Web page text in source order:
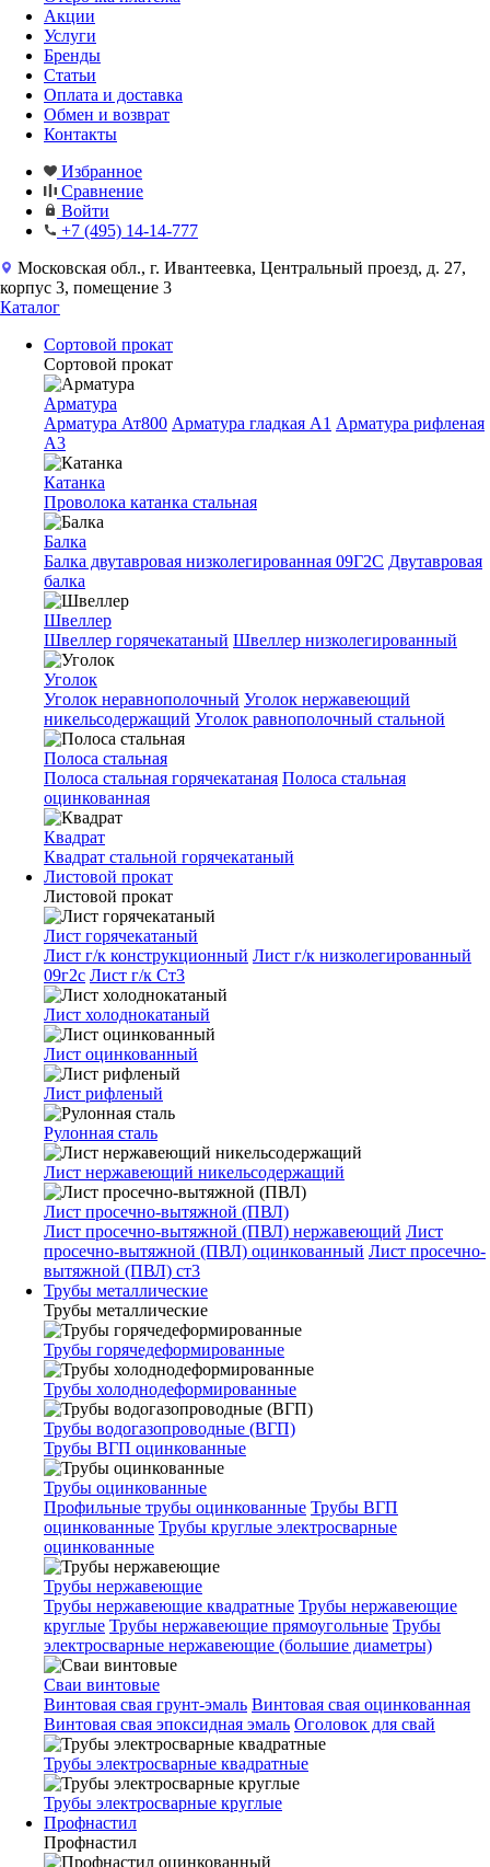
Акции
Услуги
Бренды
Статьи
Оплата и доставка
Обмен и возврат
Контакты
Избранное
Сравнение
Войти
+7 (495) 14-14-777
Московская обл., г. Ивантеевка, Центральный проезд, д. 27,
корпус 3, помещение 3
Каталог
Сортовой прокат
Сортовой прокат
Арматура
Арматура Ат800 Арматура гладкая A1 Арматура рифленая
A3
Катанка
Проволока катанка стальная
Балка
Балка двутавровая низколегированная 09Г2С Двутавровая
балка
Швеллер
Швеллер горячекатаный Швеллер низколегированный
Уголок
Уголок неравнополочный Уголок нержавеющий
никельсодержащий Уголок равнополочный стальной
Полоса стальная
Полоса стальная горячекатаная Полоса стальная
оцинкованная
Квадрат
Квадрат стальной горячекатаный
Листовой прокат
Листовой прокат
Лист горячекатаный
Лист г/к конструкционный Лист г/к низколегированный
09г2с Лист г/к Ст3
Лист холоднокатаный
Лист оцинкованный
Лист рифленый
Рулонная сталь
Лист нержавеющий никельсодержащий
Лист просечно-вытяжной (ПВЛ)
Лист просечно-вытяжной (ПВЛ) нержавеющий Лист
просечно-вытяжной (ПВЛ) оцинкованный Лист просечно-
вытяжной (ПВЛ) ст3
Трубы металлические
Трубы металлические
Трубы горячедеформированные
Трубы холоднодеформированные
Трубы водогазопроводные (ВГП)
Трубы ВГП оцинкованные
Трубы оцинкованные
Профильные трубы оцинкованные Трубы ВГП
оцинкованные Трубы круглые электросварные
оцинкованные
Трубы нержавеющие
Трубы нержавеющие квадратные Трубы нержавеющие
круглые Трубы нержавеющие прямоугольные Трубы
электросварные нержавеющие (большие диаметры)
Сваи винтовые
Винтовая свая грунт-эмаль Винтовая свая оцинкованная
Винтовая свая эпоксидная эмаль Оголовок для свай
Трубы электросварные квадратные
Трубы электросварные круглые
Профнастил
Профнастил